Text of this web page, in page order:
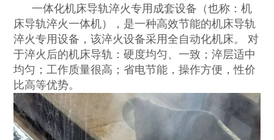
一体化机床导轨淬火专用成套设备（也称：机
床导轨淬火一体机），是一种高效节能的机床导轨
淬火专用设备，该淬火设备采用全自动化机床。 对
于淬火后的机床导轨：硬度均匀、一致；淬层适中
均匀；工作质量很高；省电节能，操作方便，性价
比高等优势。